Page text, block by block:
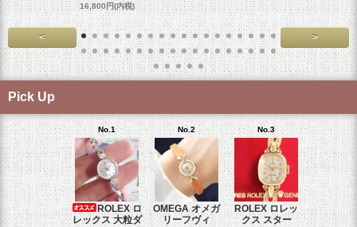
16,800円(内税)
< >
Pick Up
No.1
ROLEX ロ
レックス 大粒ダ
No.2
OMEGA オメガ
リーフヴィ
No.3
ROLEX ロレッ
クス スター
No.4
ROLEX
クス